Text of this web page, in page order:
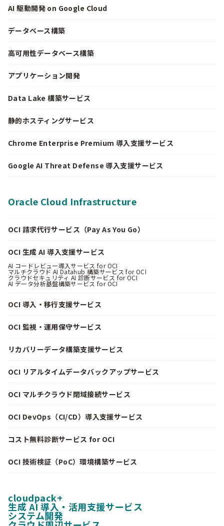
AI 駆動開発 on Google Cloud
データベース構築
高可用性データベース構築
アプリケーション開発
Data Lake 構築サービス
静的ホスティングサービス
Chrome Enterprise Premium 導入支援サービス
Google AI Threat Defense 導入支援サービス
Oracle Cloud Infrastructure
OCI 請求代行サービス（Pay As You Go）
OCI 生成 AI 導入支援サービス
AI コードレビュー導入サービス for OCI
マルチクラウド AI Datahub 構築サービス for OCI
クラウドセキュリティ AI 診断サービス for OCI
AI データ分析基盤構築サービス for OCI
OCI 導入・移行支援サービス
OCI 監視・運用保守サービス
リカバリーデータ構築支援サービス
OCI リアルタイムデータバックアップサービス
OCI マルチクラウド閉域接続サービス
OCI DevOps（CI/CD）導入支援サービス
コスト無料診断サービス for OCI
OCI 技術検証（PoC）環境構築サービス
cloudpack+
生成 AI 導入・活用支援サービス
システム開発